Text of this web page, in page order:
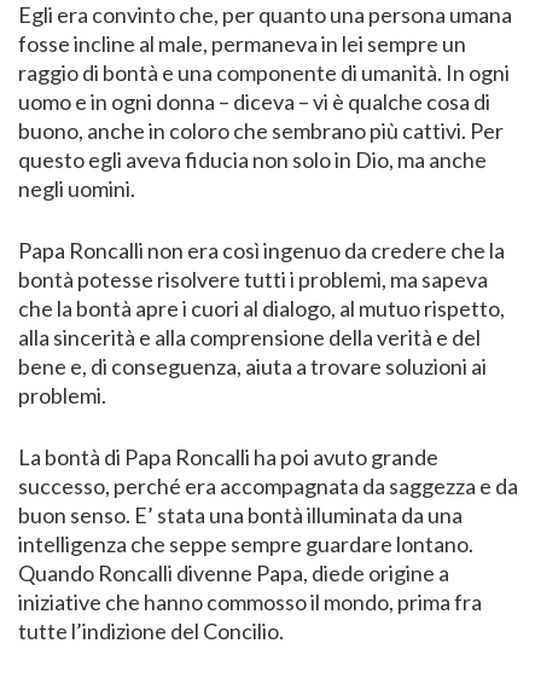
Egli era convinto che, per quanto una persona umana
fosse incline al male, permaneva in lei sempre un
raggio di bontà e una componente di umanità. In ogni
uomo e in ogni donna – diceva – vi è qualche cosa di
buono, anche in coloro che sembrano più cattivi. Per
questo egli aveva fiducia non solo in Dio, ma anche
negli uomini.
Papa Roncalli non era così ingenuo da credere che la
bontà potesse risolvere tutti i problemi, ma sapeva
che la bontà apre i cuori al dialogo, al mutuo rispetto,
alla sincerità e alla comprensione della verità e del
bene e, di conseguenza, aiuta a trovare soluzioni ai
problemi.
La bontà di Papa Roncalli ha poi avuto grande
successo, perché era accompagnata da saggezza e da
buon senso. E’ stata una bontà illuminata da una
intelligenza che seppe sempre guardare lontano.
Quando Roncalli divenne Papa, diede origine a
iniziative che hanno commosso il mondo, prima fra
tutte l’indizione del Concilio.